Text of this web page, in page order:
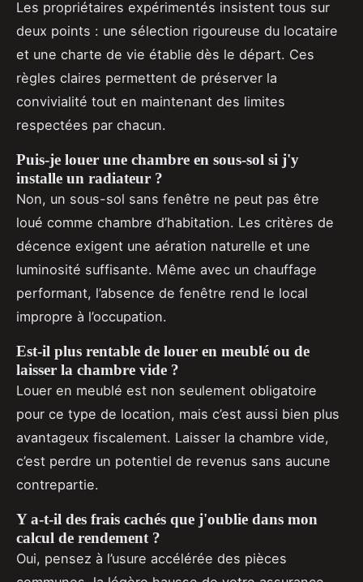
Les propriétaires expérimentés insistent tous sur
deux points : une sélection rigoureuse du locataire
et une charte de vie établie dès le départ. Ces
règles claires permettent de préserver la
convivialité tout en maintenant des limites
respectées par chacun.
Puis-je louer une chambre en sous-sol si j'y
installe un radiateur ?
Non, un sous-sol sans fenêtre ne peut pas être
loué comme chambre d’habitation. Les critères de
décence exigent une aération naturelle et une
luminosité suffisante. Même avec un chauffage
performant, l’absence de fenêtre rend le local
impropre à l’occupation.
Est-il plus rentable de louer en meublé ou de
laisser la chambre vide ?
Louer en meublé est non seulement obligatoire
pour ce type de location, mais c’est aussi bien plus
avantageux fiscalement. Laisser la chambre vide,
c’est perdre un potentiel de revenus sans aucune
contrepartie.
Y a-t-il des frais cachés que j'oublie dans mon
calcul de rendement ?
Oui, pensez à l’usure accélérée des pièces